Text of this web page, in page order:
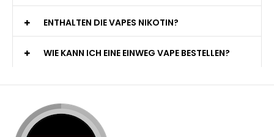
ENTHALTEN DIE VAPES NIKOTIN?
WIE KANN ICH EINE EINWEG VAPE BESTELLEN?